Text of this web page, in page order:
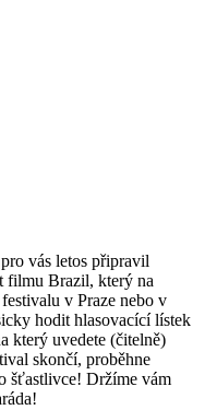
vás letos připravil
filmu Brazil, který na
v Praze nebo v
hodit hlasovacící lístek
který uvedete (čitelně)
skončí, proběhne
šťastlivce! Držíme vám